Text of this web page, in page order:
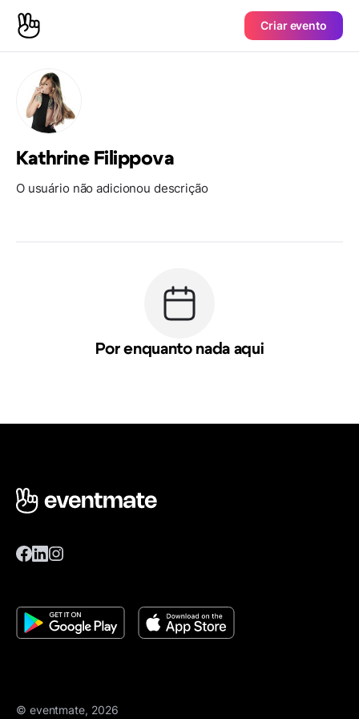
Criar evento
Kathrine Filippova
O usuário não adicionou descrição
Por enquanto nada aqui
© eventmate, 2026